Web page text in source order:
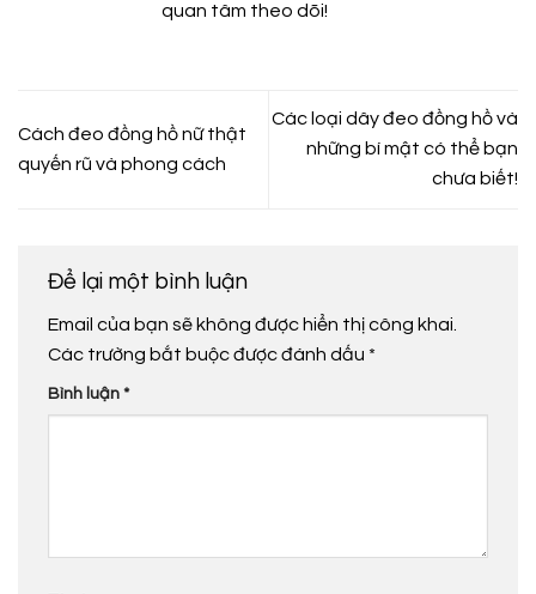
quan tâm theo dõi!
Cách đeo đồng hồ nữ thật
quyến rũ và phong cách
Các loại dây đeo đồng hồ và
những bí mật có thể bạn
chưa biết!
Để lại một bình luận
Email của bạn sẽ không được hiển thị công khai.
Các trường bắt buộc được đánh dấu *
Bình luận *